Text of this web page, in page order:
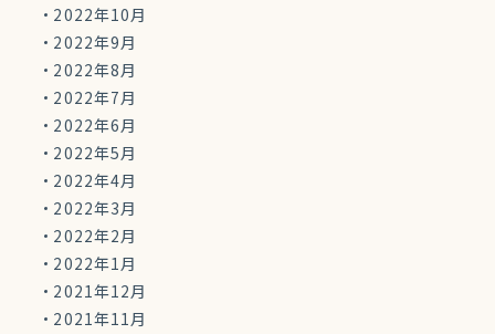
2022年10月
2022年9月
2022年8月
2022年7月
2022年6月
2022年5月
2022年4月
2022年3月
2022年2月
2022年1月
2021年12月
2021年11月